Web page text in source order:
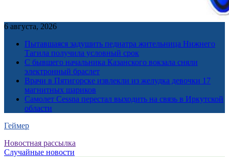
6 августа, 2026
Пытавшаяся задушить педиатра жительница Нижнего
Тагила получила условный срок
С бывшего начальника Казанского вокзала сняли
электронный браслет
Врачи в Пятигорске извлекли из желудка девочки 17
магнитных шариков
Самолет Cessna перестал выходить на связь в Иркутской
области
Геймер
Новостная рассылка
Случайные новости